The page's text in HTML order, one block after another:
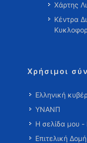
Χάρτης
Κέντρα
Χρήσιμοι
Ελληνική
ΥΝΑΝΠ
Η σελίδα μου -
Επιτελική